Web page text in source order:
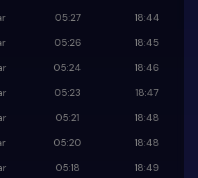
05:27
18:44
05:26
18:45
05:24
18:46
05:23
18:47
05:21
18:48
05:20
18:48
05:18 18:49